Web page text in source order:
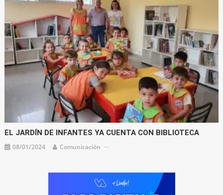
EL JARDÍN DE INFANTES YA CUENTA CON BIBLIOTECA
08/01/2024 Comunicación